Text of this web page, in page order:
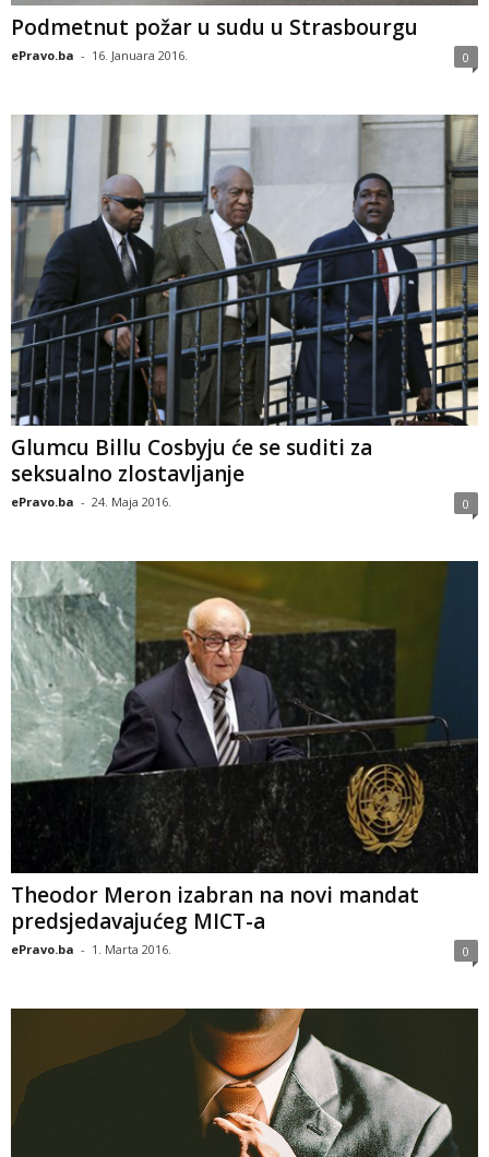
Podmetnut požar u sudu u Strasbourgu
ePravo.ba - 16. Januara 2016. 0
Glumcu Billu Cosbyju će se suditi za
seksualno zlostavljanje
ePravo.ba - 24. Maja 2016. 0
Theodor Meron izabran na novi mandat
predsjedavajućeg MICT-a
ePravo.ba - 1. Marta 2016. 0